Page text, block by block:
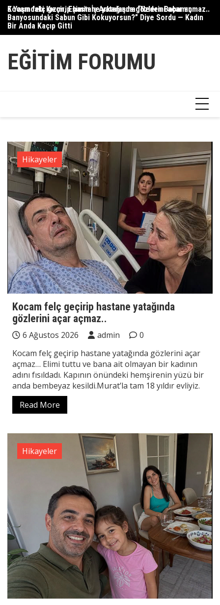
Skip
content
Kocam felç geçirip hastane yatağında gözlerini açar açmaz..
5 Yaşındaki Kızım, Eşimin İş Arkadaşına “Neden Babamın
Banyosundaki Sabun Gibi Kokuyorsun?” Diye Sordu — Kadın
Bir Anda Kaçıp Gitti
EĞITIM FORUMU
Hikayeler
Kocam felç geçirip hastane yatağında
gözlerini açar açmaz..
6 Ağustos 2026 admin
0
Kocam felç geçirip hastane yatağında gözlerini açar
açmaz… Elimi tuttu ve bana ait olmayan bir kadının
adını fısıldadı. Kapının önündeki hemşirenin yüzü bir
anda bembeyaz kesildi.Murat’la tam 18 yıldır evliyiz.
Read More
Hikayeler